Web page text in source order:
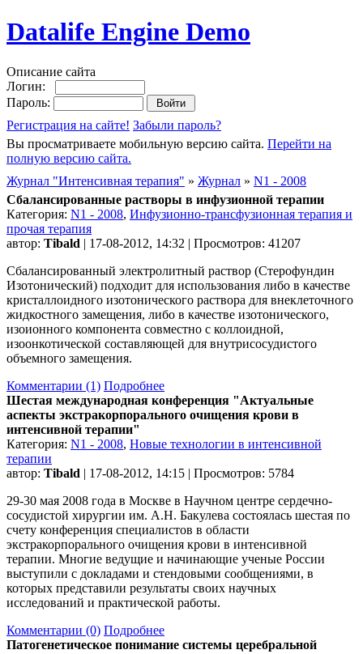
Datalife Engine Demo
Описание сайта
Логин:
Пароль:
Регистрация на сайте! Забыли пароль?
Вы просматриваете мобильную версию сайта. Перейти на
полную версию сайта.
Журнал "Интенсивная терапия" » Журнал » N1 - 2008
Сбалансированные растворы в инфузионной терапии
Категория: N1 - 2008, Инфузионно-трансфузионная терапия и
прочая терапия
автор: Tibald | 17-08-2012, 14:32 | Просмотров: 41207
Сбалансированный электролитный раствор (Стерофундин
Изотонический) подходит для использования либо в качестве
кристаллоидного изотонического раствора для внеклеточного
жидкостного замещения, либо в качестве изотонического,
изоионного компонента совместно с коллоидной,
изоонкотической составляющей для внутрисосудистого
объемного замещения.
Комментарии (1) Подробнее
Шестая международная конференция "Актуальные
аспекты экстракорпорального очищения крови в
интенсивной терапии"
Категория: N1 - 2008, Новые технологии в интенсивной
терапии
автор: Tibald | 17-08-2012, 14:15 | Просмотров: 5784
29-30 мая 2008 года в Москве в Научном центре сердечно-
сосудистой хирургии им. А.Н. Бакулева состоялась шестая по
счету конференция специалистов в области
экстракорпорального очищения крови в интенсивной
терапии. Многие ведущие и начинающие ученые России
выступили с докладами и стендовыми сообщениями, в
которых представили результаты своих научных
исследований и практической работы.
Комментарии (0) Подробнее
Патогенетическое понимание системы церебральной